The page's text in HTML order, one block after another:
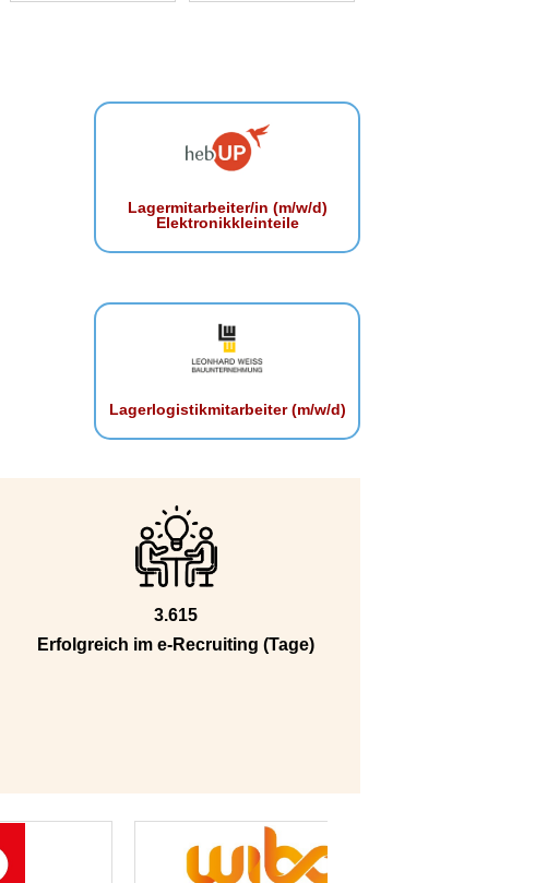
Lagermitarbeiter/in (m/w/d)
Elektronikkleinteile
Lagerlogistikmitarbeiter (m/w/d)
3.615
Erfolgreich im e-Recruiting (Tage)